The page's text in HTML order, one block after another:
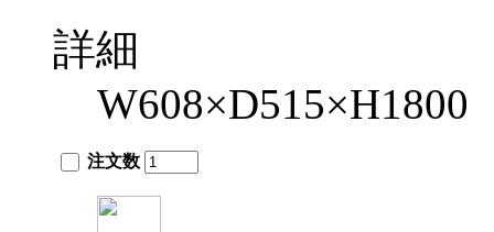
詳細
W608×D515×H1800
注文数